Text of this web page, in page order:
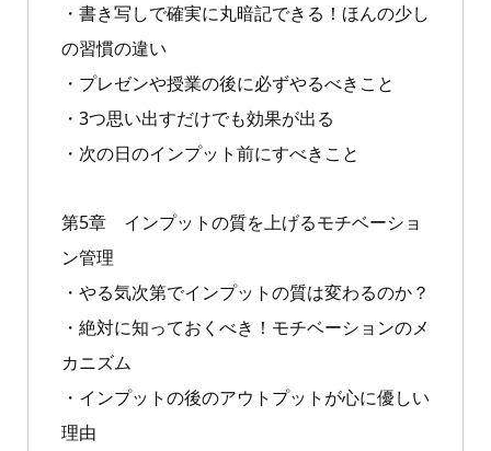
・書き写しで確実に丸暗記できる！ほんの少し
の習慣の違い
・プレゼンや授業の後に必ずやるべきこと
・3つ思い出すだけでも効果が出る
・次の日のインプット前にすべきこと
第5章 インプットの質を上げるモチベーショ
ン管理
・やる気次第でインプットの質は変わるのか？
・絶対に知っておくべき！モチベーションのメ
カニズム
・インプットの後のアウトプットが心に優しい
理由